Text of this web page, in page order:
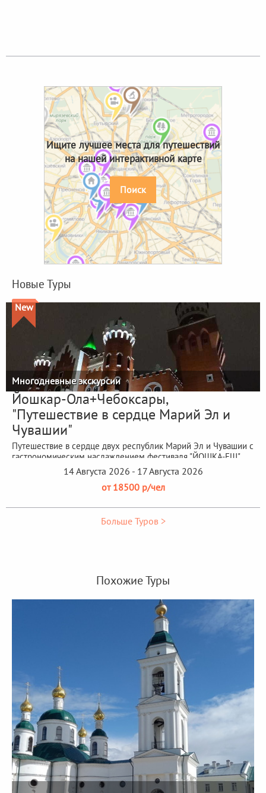
Ищите лучшее места для путешествий
на нашей интерактивной карте
Поиск
Новые Туры
New
Многодневные экскурсии
Йошкар-Ола+Чебоксары,
"Путешествие в сердце Марий Эл и
Чувашии"
Путешествие в сердце двух республик Марий Эл и Чувашии с
гастрономическим наслаждением фестиваля "ЙОШКА-ЕШ"
14 Августа 2026 - 17 Августа 2026
от 18500 р/чел
Больше Туров >
Похожие Туры